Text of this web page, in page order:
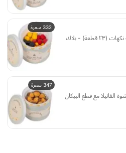
332 سعرة
ايسكريم مكس فروت مكون من اربعة نكهات (٢٣ قطعة) - بلاك
347 سعرة
الفانيلا مع قطع البيكان